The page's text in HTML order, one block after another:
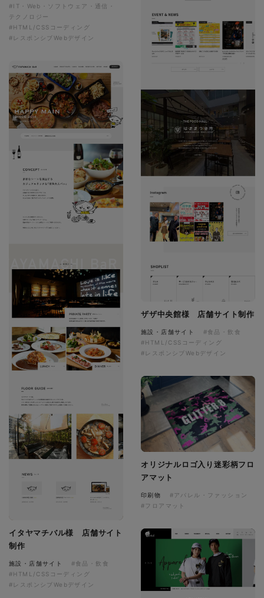
#IT・Web・ソフトウェア・通信・
テクノロジー
#HTML/CSSコーディング
#レスポンシブWebデザイン
ザザ中央館様 店舗サイト制作
施設・店舗サイト
#食品・飲食
#HTML/CSSコーディング
#レスポンシブWebデザイン
イタヤマチバル様 店舗サイト
制作
施設・店舗サイト
#食品・飲食
#HTML/CSSコーディング
#レスポンシブWebデザイン
オリジナルロゴ入り迷彩柄フロ
アマット
印刷物
#アパレル・ファッション
#フロアマット